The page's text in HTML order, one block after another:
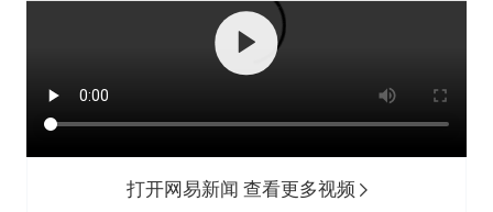
女子发现前夫婚内与第三者育子
上海大部迎大暴雨
打开网易新闻 查看更多视频